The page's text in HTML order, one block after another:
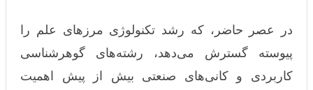
در عصر حاضر، که رشد تکنولوژی مرزهای علم را
پیوسته گسترش می‌دهد، رشته‌های گوهرشناسی
کاربردی و کانی‌های صنعتی بیش از پیش اهمیت